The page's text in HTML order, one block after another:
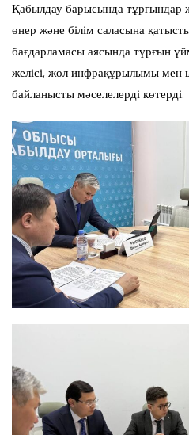
Қабылдау барысында тұрғындар
өнер және білім саласына
бағдарламасы аясында тұрғын
желісі, жол инфрақұрылымы мен
байланысты мәселелерді көтерді.